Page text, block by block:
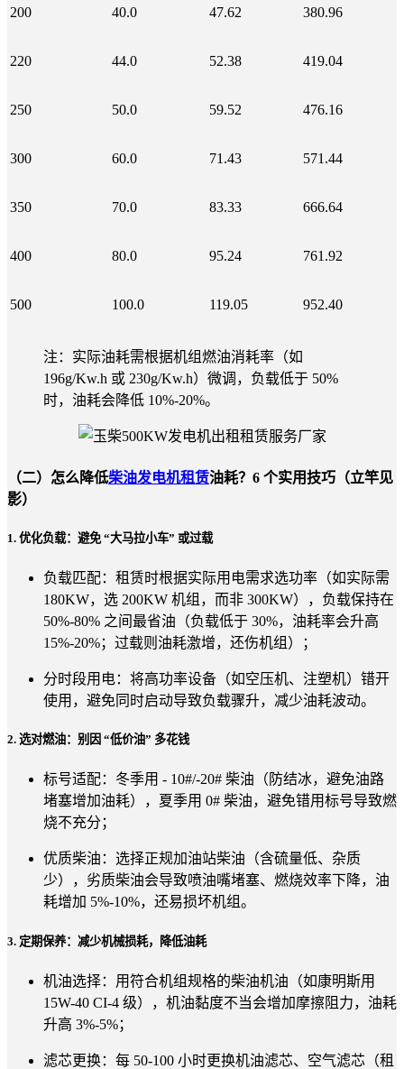
200 40.0 47.62 380.96
220 44.0 52.38 419.04
250 50.0 59.52 476.16
300 60.0 71.43 571.44
350 70.0 83.33 666.64
400 80.0 95.24 761.92
500 100.0 119.05 952.40
注：实际油耗需根据机组燃油消耗率（如
196g/Kw.h 或 230g/Kw.h）微调，负载低于 50%
时，油耗会降低 10%-20%。
（二）怎么降低柴油发电机租赁油耗？6 个实用技巧（立竿见
影）
1. 优化负载：避免 “大马拉小车” 或过载
负载匹配：租赁时根据实际用电需求选功率（如实际需
180KW，选 200KW 机组，而非 300KW），负载保持在
50%-80% 之间最省油（负载低于 30%，油耗率会升高
15%-20%；过载则油耗激增，还伤机组）；
分时段用电：将高功率设备（如空压机、注塑机）错开
使用，避免同时启动导致负载骤升，减少油耗波动。
2. 选对燃油：别因 “低价油” 多花钱
标号适配：冬季用 - 10#/-20# 柴油（防结冰，避免油路
堵塞增加油耗），夏季用 0# 柴油，避免错用标号导致燃
烧不充分；
优质柴油：选择正规加油站柴油（含硫量低、杂质
少），劣质柴油会导致喷油嘴堵塞、燃烧效率下降，油
耗增加 5%-10%，还易损坏机组。
3. 定期保养：减少机械损耗，降低油耗
机油选择：用符合机组规格的柴油机油（如康明斯用
15W-40 CI-4 级），机油黏度不当会增加摩擦阻力，油耗
升高 3%-5%；
滤芯更换：每 50-100 小时更换机油滤芯、空气滤芯（租